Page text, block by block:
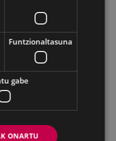
jaso du
izandako
Funtzionaltasuna
gabe
ONARTU